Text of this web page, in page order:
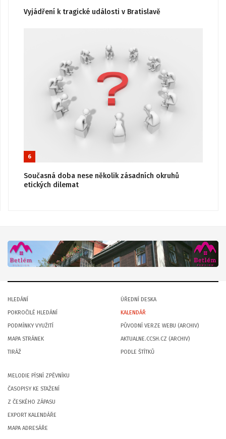
Vyjádření k tragické události v Bratislavě
6
Současná doba nese několik zásadních okruhů
etických dilemat
HLEDÁNÍ
POKROČILÉ HLEDÁNÍ
PODMÍNKY VYUŽITÍ
MAPA STRÁNEK
TIRÁŽ
ÚŘEDNÍ DESKA
KALENDÁŘ
PŮVODNÍ VERZE WEBU (ARCHIV)
AKTUALNE.CCSH.CZ (ARCHIV)
PODLE ŠTÍTKŮ
MELODIE PÍSNÍ ZPĚVNÍKU
ČASOPISY KE STAŽENÍ
Z ČESKÉHO ZÁPASU
EXPORT KALENDÁŘE
MAPA ADRESÁŘE